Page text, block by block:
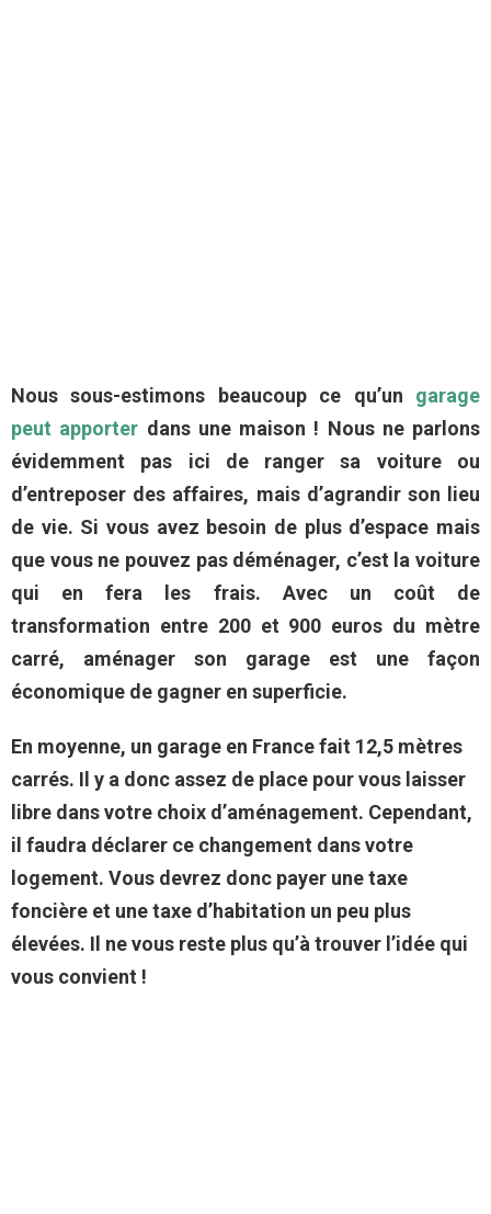
Nous sous-estimons beaucoup ce qu’un garage
peut apporter dans une maison ! Nous ne parlons
évidemment pas ici de ranger sa voiture ou
d’entreposer des affaires, mais d’agrandir son lieu
de vie. Si vous avez besoin de plus d’espace mais
que vous ne pouvez pas déménager, c’est la voiture
qui en fera les frais. Avec un coût de
transformation entre 200 et 900 euros du mètre
carré, aménager son garage est une façon
économique de gagner en superficie.
En moyenne, un garage en France fait 12,5 mètres
carrés. Il y a donc assez de place pour vous laisser
libre dans votre choix d’aménagement. Cependant,
il faudra déclarer ce changement dans votre
logement. Vous devrez donc payer une taxe
foncière et une taxe d’habitation un peu plus
élevées. Il ne vous reste plus qu’à trouver l’idée qui
vous convient !